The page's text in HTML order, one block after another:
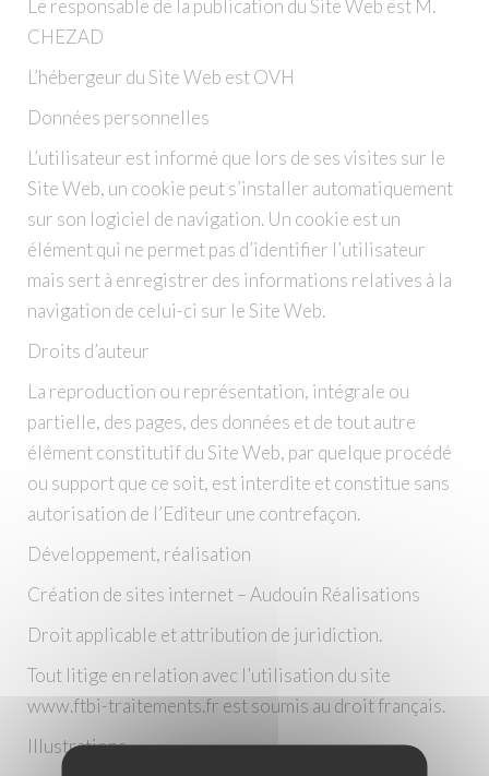
Le responsable de la publication du Site Web est M.
CHEZAD
L’hébergeur du Site Web est OVH
Données personnelles
L’utilisateur est informé que lors de ses visites sur le
Site Web, un cookie peut s’installer automatiquement
sur son logiciel de navigation. Un cookie est un
élément qui ne permet pas d’identifier l’utilisateur
mais sert à enregistrer des informations relatives à la
navigation de celui-ci sur le Site Web.
Droits d’auteur
La reproduction ou représentation, intégrale ou
partielle, des pages, des données et de tout autre
élément constitutif du Site Web, par quelque procédé
ou support que ce soit, est interdite et constitue sans
autorisation de l’Editeur une contrefaçon.
Développement, réalisation
Création de sites internet – Audouin Réalisations
Droit applicable et attribution de juridiction.
Tout litige en relation avec l’utilisation du site
www.ftbi-traitements.fr est soumis au droit français.
Illustrations